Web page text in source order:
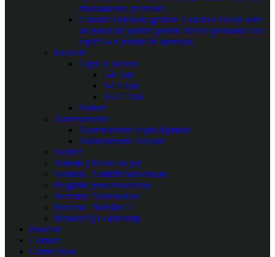
abonamentul premium.
GratuiteArticolele gratuite Coaches Ahead sunt
un punct de pornire pentru fiecare persoană care
aspiră la o poziție de antrenor.
Exerciții
Copii și juniori
5-8 Ani
9-13 Ani
14-17 Ani
Seniori
Antrenamente
Antrenamente copii și juniori
Antrenamente Seniori
Tactică
Sisteme | Trasee de joc
Tehnică | Abilități individuale
Pregătire presezon/sezon
Secretele Antrenorului
Portarul | Numărul 1
Metodică | Leadership
Podcast
Contact
Contul meu